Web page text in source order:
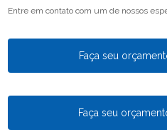
Entre em contato com um de nossos
Faça seu
Faça seu